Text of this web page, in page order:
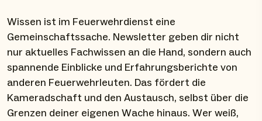
Wissen ist im Feuerwehrdienst eine
Gemeinschaftssache. Newsletter geben dir nicht
nur aktuelles Fachwissen an die Hand, sondern auch
spannende Einblicke und Erfahrungsberichte von
anderen Feuerwehrleuten. Das fördert die
Kameradschaft und den Austausch, selbst über die
Grenzen deiner eigenen Wache hinaus. Wer weiß,